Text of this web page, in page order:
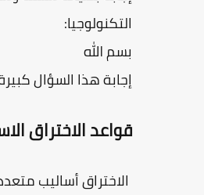
التكنولوجيا:
بسم الله
إجابة هذا السؤال
قواعد الاختراق